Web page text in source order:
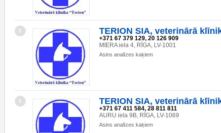
2 TERION SIA, veterinārā
+371 67 379 129, 20 126 909
MIERA iela 4, RĪGA, LV-1001
Asins analīzes kaķiem
3 TERION SIA, veterinārā
+371 67 411 584, 28 811 811
AURU iela 9B, RĪGA, LV-1069
Asins analīzes kaķiem